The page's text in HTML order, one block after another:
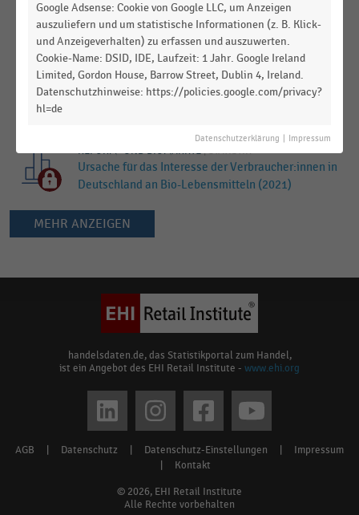
REFORM- UND BIOMÄRKTE STATISTIK
Ursache für das Interesse der Verbraucher:innen in
Deutschland an Bio-Lebensmitteln (2022)
DEUTSCHSPRACHIGER EINZELHANDEL STATISTIK
Testberichte als Informationsquelle vor größeren
REFORM- UND BIOMÄRKTE|STATISTIK
Ursache für das Interesse der Verbraucher:innen in
Deutschland an Bio-Lebensmitteln (2021)
MEHR ANZEIGEN
Ergebnisse
überprüfen
Rechtschreibung
oder
handelsdaten.de, das Statistikportal zum Handel,
ist ein Angebot des EHI Retail Institute - www.ehi.org
© 2026, EHI Retail Institute
Alle Rechte vorbehalten
Footer
AGB Datenschutz Datenschutz-Einstellungen
Impressum
Kontakt
Google Adsense: Cookie von Google LLC, um Anzeigen
auszuliefern und um statistische Informationen (z. B. Klick-
und Anzeigeverhalten) zu erfassen und auszuwerten.
Cookie-Name: DSID, IDE, Laufzeit: 1 Jahr. Google Ireland
Limited, Gordon House, Barrow Street, Dublin 4, Ireland.
Datenschutzhinweise: https://policies.google.com/privacy?
hl=de
Datenschutzerklärung Impressum